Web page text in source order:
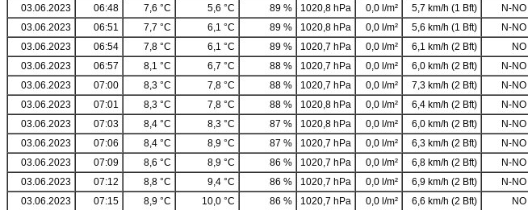
03.06.2023
06:48 7,6 °C 5,6 °C 89 % 1020,8 hPa 0,0 l/m² 5,7 km/h (1 Bft) N-NO
03.06.2023
06:51 7,7 °C 6,1 °C 89 % 1020,8 hPa 0,0 l/m² 5,6 km/h (1 Bft) N-NO
03.06.2023
06:54 7,8 °C 6,1 °C 89 % 1020,7 hPa 0,0 l/m² 6,1 km/h (2 Bft) NO
03.06.2023
06:57 8,1 °C 6,7 °C 88 % 1020,7 hPa 0,0 l/m² 6,0 km/h (2 Bft) N-NO
03.06.2023
07:00 8,3 °C 7,8 °C 88 % 1020,7 hPa 0,0 l/m² 7,3 km/h (2 Bft) N-NO
03.06.2023
07:01 8,3 °C 7,8 °C 88 % 1020,8 hPa 0,0 l/m² 6,4 km/h (2 Bft) N-NO
03.06.2023
07:03 8,4 °C 8,3 °C 87 % 1020,8 hPa 0,0 l/m² 6,0 km/h (2 Bft) N-NO
03.06.2023
07:06 8,4 °C 8,9 °C 87 % 1020,7 hPa 0,0 l/m² 6,3 km/h (2 Bft) N-NO
03.06.2023
07:09 8,6 °C 8,9 °C 86 % 1020,7 hPa 0,0 l/m² 6,8 km/h (2 Bft) N-NO
03.06.2023
07:12 8,8 °C 9,4 °C 86 % 1020,7 hPa 0,0 l/m² 6,9 km/h (2 Bft) N-NO
03.06.2023
07:15 8,9 °C 10,0 °C 86 % 1020,7 hPa 0,0 l/m² 6,6 km/h (2 Bft) NO